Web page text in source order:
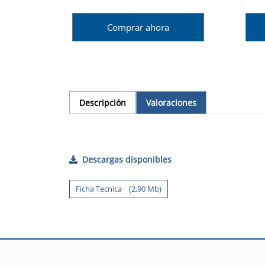
Comprar ahora
Descripción Valoraciones
Descargas disponibles
Ficha Tecnica (2,90 Mb)